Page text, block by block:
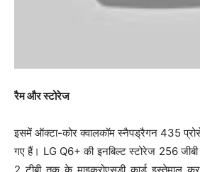
रैम और स्टोरेज
इसमें ऑक्टा-कोर क्वालकॉम स्नैपड्रैगन 435
गए हैं। LG Q6+ की इनबिल्ट स्टोरेज 256